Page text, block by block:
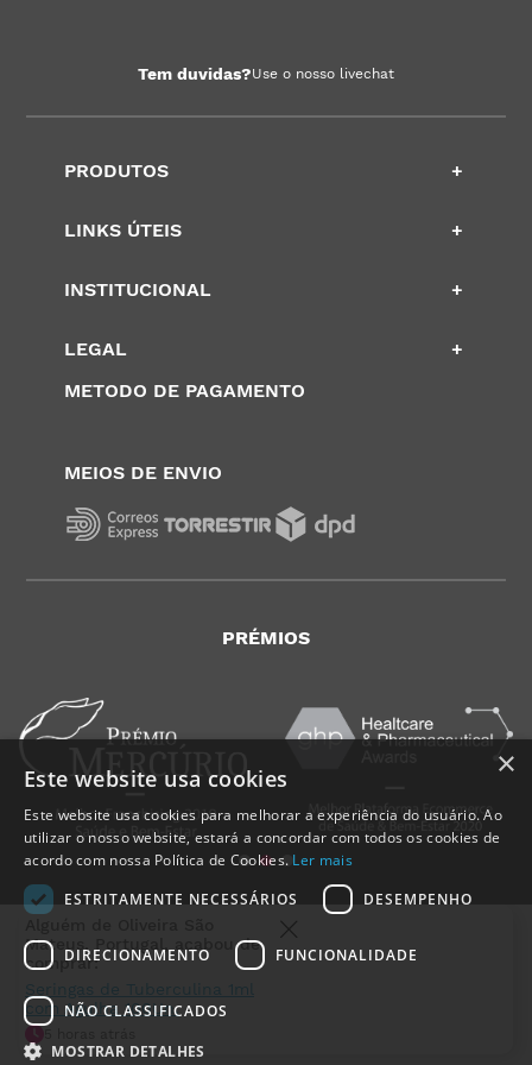
Tem duvidas?Use o nosso livechat
PRODUTOS +
LINKS ÚTEIS +
INSTITUCIONAL +
LEGAL
+
METODO DE PAGAMENTO
MEIOS DE ENVIO
PRÉMIOS
MedicalShop - Saúde e Bem-Estar
×
Este website usa cookies
Este website usa cookies para melhorar a experiência do usuário. Ao
utilizar o nosso website, estará a concordar com todos os cookies de
acordo com nossa Política de Cookies. Ler mais
ESTRITAMENTE NECESSÁRIOS
DESEMPENHO
DIRECIONAMENTO FUNCIONALIDADE
NÃO CLASSIFICADOS
MOSTRAR DETALHES